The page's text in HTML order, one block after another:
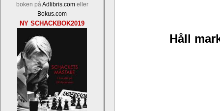
boken påAdlibris.comeller
Bokus.com
NY SCHACKBOK2019
Hillarp Persson, GM Pia Cramling-
Håll